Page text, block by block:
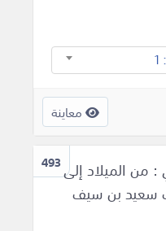
معاينة
493الميلاد إلى
سعيد بن سيف